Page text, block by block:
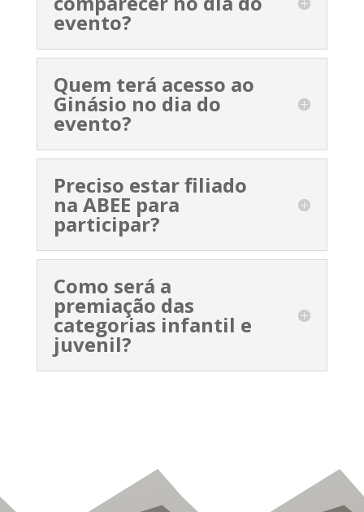
evento?
Quem terá acesso ao
Ginásio no dia do
evento?
Preciso estar filiado
na ABEE para
participar?
Como será a
premiação das
categorias infantil e
juvenil?